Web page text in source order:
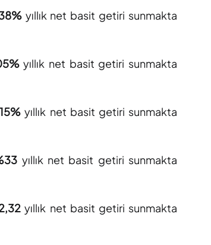
yıllık net basit getiri sunmakta
yıllık net basit getiri sunmakta
yıllık net basit getiri sunmakta
yıllık net basit getiri sunmakta
yıllık net basit getiri sunmakta